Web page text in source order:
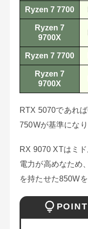
Ryzen 7 7700
Ryzen 7
9700X
Ryzen 7 7700
Ryzen 7
9700X
RTX 5070であれ
750Wが基準になり
RX 9070 XTはミ
電力が高めなため
を持たせた850W
POINT